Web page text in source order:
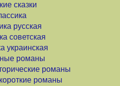
сказки
русская
советская
украинская
романы
романы
романы